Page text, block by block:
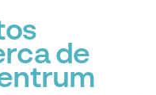
de